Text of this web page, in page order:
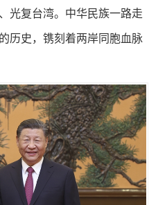
光复台湾。中华民族一路走
历史，镌刻着两岸同胞血脉